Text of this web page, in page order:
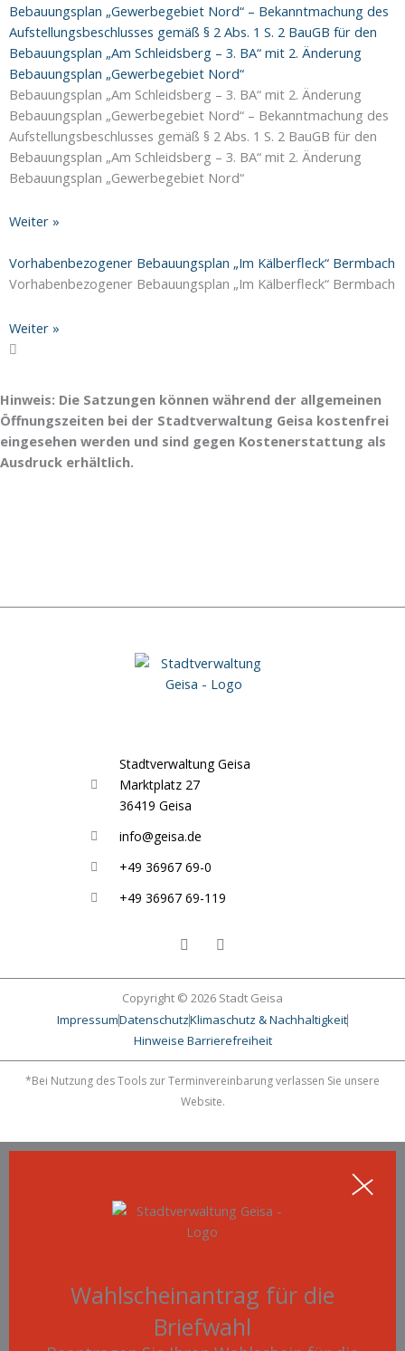
Bebauungsplan „Gewerbegebiet Nord“ – Bekanntmachung des
Aufstellungsbeschlusses gemäß § 2 Abs. 1 S. 2 BauGB für den
Bebauungsplan „Am Schleidsberg – 3. BA“ mit 2. Änderung
Bebauungsplan „Gewerbegebiet Nord“
Bebauungsplan „Am Schleidsberg – 3. BA“ mit 2. Änderung
Bebauungsplan „Gewerbegebiet Nord“ – Bekanntmachung des
Aufstellungsbeschlusses gemäß § 2 Abs. 1 S. 2 BauGB für den
Bebauungsplan „Am Schleidsberg – 3. BA“ mit 2. Änderung
Bebauungsplan „Gewerbegebiet Nord“
Weiter »
Vorhabenbezogener Bebauungsplan „Im Kälberfleck“ Bermbach
Vorhabenbezogener Bebauungsplan „Im Kälberfleck“ Bermbach
Weiter »
Hinweis: Die Satzungen können während der allgemeinen
Öffnungszeiten bei der Stadtverwaltung Geisa kostenfrei
eingesehen werden und sind gegen Kostenerstattung als
Ausdruck erhältlich.
Stadtverwaltung Geisa
Marktplatz 27
36419 Geisa
info@geisa.de
+49 36967 69-0
+49 36967 69-119
a
c
b
o
o
k
-
n
s
a
g
a
m
Copyright © 2026 Stadt Geisa
ImpressumDatenschutzKlimaschutz & Nachhaltigkeit
Hinweise Barrierefreiheit
*Bei Nutzung des Tools zur Terminvereinbarung verlassen Sie unsere
Website.
Wahlscheinantrag für die
Briefwahl